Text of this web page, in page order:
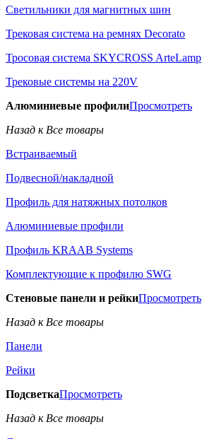
Светильники для магнитных шин
Трековая система на ремнях Decorato
Тросовая система SKYCROSS ArteLamp
Трековые системы на 220V
Алюминиевые профилиПросмотреть
Назад к Все товары
Встраиваемый
Подвесной/накладной
Профиль для натяжных потолков
Алюминиевые профили
Профиль KRAAB Systems
Комплектующие к профилю SWG
Стеновые панели и рейкиПросмотреть
Назад к Все товары
Панели
Рейки
ПодсветкаПросмотреть
Назад к Все товары